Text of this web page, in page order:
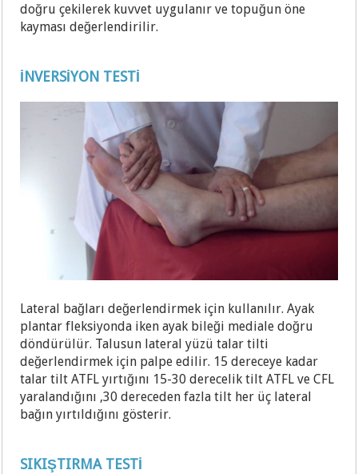
doğru çekilerek kuvvet uygulanır ve topuğun öne
kayması değerlendirilir.
İNVERSİYON TESTİ
Lateral bağları değerlendirmek için kullanılır. Ayak
plantar fleksiyonda iken ayak bileği mediale doğru
döndürülür. Talusun lateral yüzü talar tilti
değerlendirmek için palpe edilir. 15 dereceye kadar
talar tilt ATFL yırtığını 15-30 derecelik tilt ATFL ve CFL
yaralandığını ,30 dereceden fazla tilt her üç lateral
bağın yırtıldığını gösterir.
SIKIŞTIRMA TESTİ